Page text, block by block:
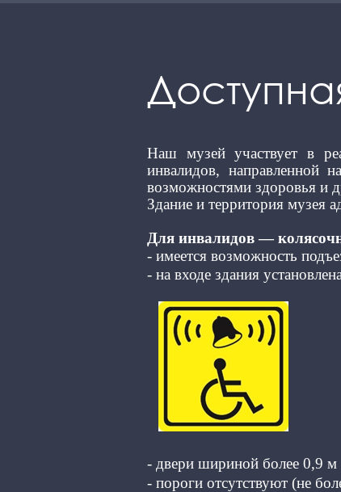
Наш музей участвует в
инвалидов, направленной
возможностями здоровья и
Здание и территория музея
Для инвалидов —
- имеется возможность
- на входе здания
- двери шириной более 0,9 м
- пороги отсутствуют (не